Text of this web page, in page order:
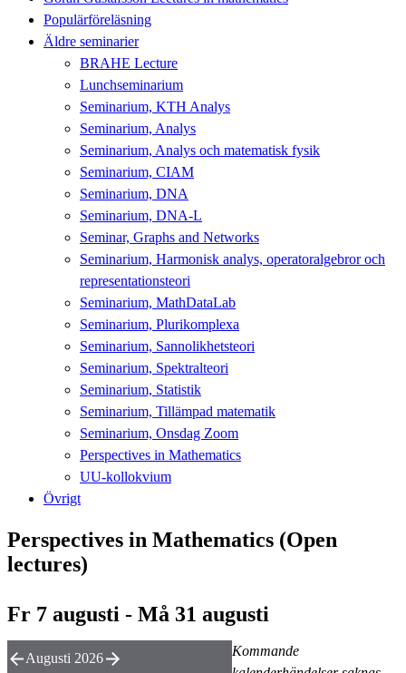
Populärföreläsning
Äldre seminarier
BRAHE Lecture
Lunchseminarium
Seminarium, KTH Analys
Seminarium, Analys
Seminarium, Analys och matematisk fysik
Seminarium, CIAM
Seminarium, DNA
Seminarium, DNA-L
Seminar, Graphs and Networks
Seminarium, Harmonisk analys, operatoralgebror och
representationsteori
Seminarium, MathDataLab
Seminarium, Plurikomplexa
Seminarium, Sannolikhetsteori
Seminarium, Spektralteori
Seminarium, Statistik
Seminarium, Tillämpad matematik
Seminarium, Onsdag Zoom
Perspectives in Mathematics
UU-kollokvium
Övrigt
Perspectives in Mathematics (Open
lectures)
Fr 7 augusti - Må 31 augusti
Kommande
Augusti 2026